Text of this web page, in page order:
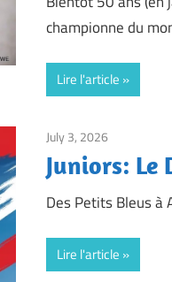
championne du
Lire l'article
July 3, 2026
Juniors: Le
Des Petits Bleus
Lire l'article